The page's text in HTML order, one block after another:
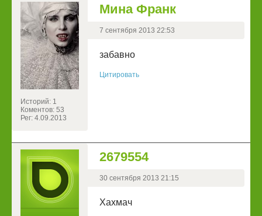
Историй: 1
Коментов: 53
Рег: 4.09.2013
Мина Франк
7 сентября 2013 22:53
забавно
Цитировать
2679554
30 сентября 2013 21:15
Хахмач